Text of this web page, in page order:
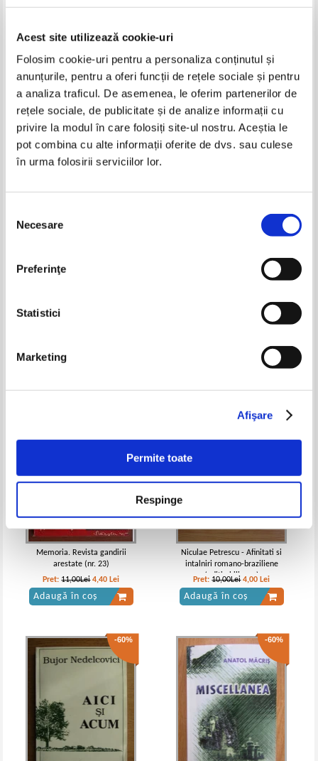
Acest site utilizează cookie-uri
Folosim cookie-uri pentru a personaliza conținutul și
anunțurile, pentru a oferi funcții de rețele sociale și pentru
a analiza traficul. De asemenea, le oferim partenerilor de
rețele sociale, de publicitate și de analize informații cu
privire la modul în care folosiți site-ul nostru. Aceștia le
pot combina cu alte informații oferite de dvs. sau culese
în urma folosirii serviciilor lor.
consimțământului
Necesare
Preferinţe
Statistici
Marketing
Afişare
Permite toate
Respinge
Memoriile Regelui Carol I al
Adaugă în coș
Klaus Heitmann - Oglinzi
10,00Lei
-60%
Magazin istoric, Anul XLIX, Nr. 8
Adaugă în coș
Victor Isac - Marius. O jertfa a
Memoria. Revista gandirii
arestate (nr. 23)
Pret:11,00Lei 4,40 Lei
Adaugă în coș
Niculae Petrescu - Afinitati si
intalniri romano-braziliene
(editie bilingva)
Pret:10,00Lei 4,00 Lei
Adaugă în coș
-60% -60%